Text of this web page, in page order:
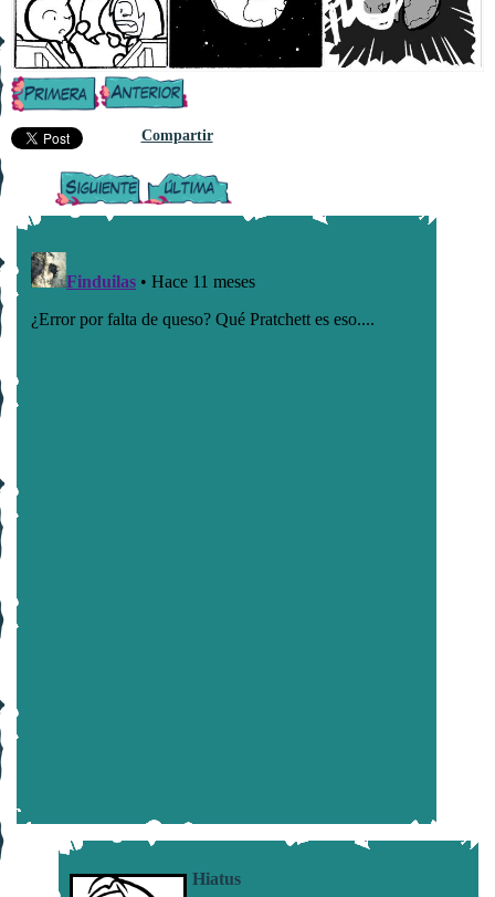
Compartir
Hiatus